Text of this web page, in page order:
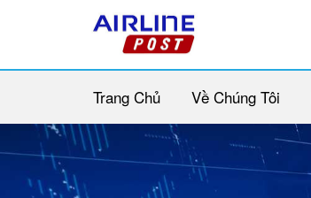
Trang Chủ Về Chúng Tôi